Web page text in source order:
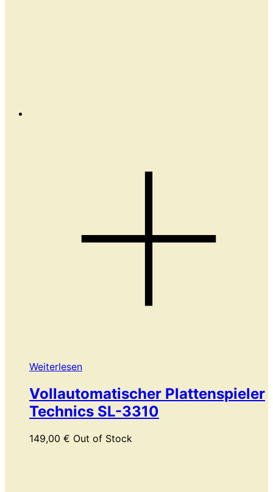
Weiterlesen
Vollautomatischer Plattenspieler
Technics SL-3310
149,00 € Out of Stock